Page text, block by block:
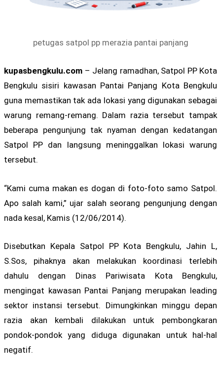
petugas satpol pp merazia pantai panjang
kupasbengkulu.com – Jelang ramadhan, Satpol PP Kota
Bengkulu sisiri kawasan Pantai Panjang Kota Bengkulu
guna memastikan tak ada lokasi yang digunakan sebagai
warung remang-remang. Dalam razia tersebut tampak
beberapa pengunjung tak nyaman dengan kedatangan
Satpol PP dan langsung meninggalkan lokasi warung
tersebut.
“Kami cuma makan es dogan di foto-foto samo Satpol.
Apo salah kami,” ujar salah seorang pengunjung dengan
nada kesal, Kamis (12/06/2014).
Disebutkan Kepala Satpol PP Kota Bengkulu, Jahin L,
S.Sos, pihaknya akan melakukan koordinasi terlebih
dahulu dengan Dinas Pariwisata Kota Bengkulu,
mengingat kawasan Pantai Panjang merupakan leading
sektor instansi tersebut. Dimungkinkan minggu depan
razia akan kembali dilakukan untuk pembongkaran
pondok-pondok yang diduga digunakan untuk hal-hal
negatif.